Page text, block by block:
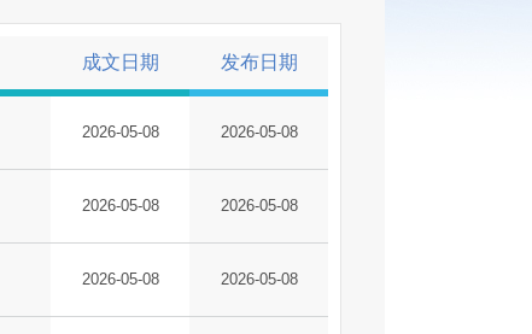
成文日期 发布日期
2026-05-08 2026-05-08
2026-05-08 2026-05-08
2026-05-08 2026-05-08